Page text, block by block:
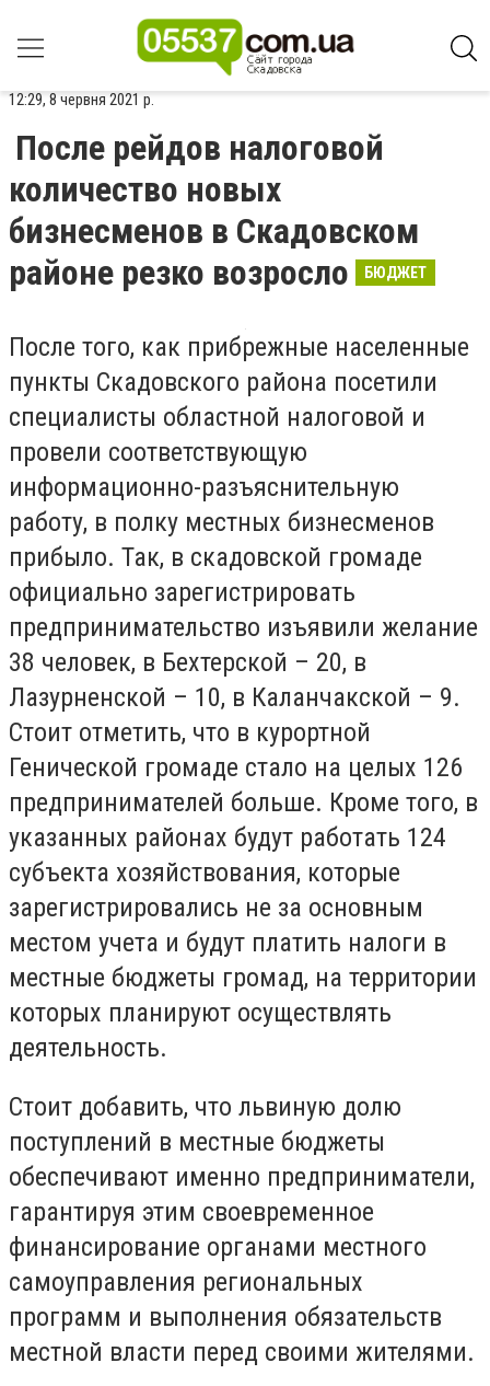
12:29, 8 червня 2021 р.
После рейдов налоговой
количество новых
бизнесменов в Скадовском
районе резко возросло
БЮДЖЕТ
После того, как прибрежные населенные
пункты Скадовского района посетили
специалисты областной налоговой и
провели соответствующую
информационно-разъяснительную
работу, в полку местных бизнесменов
прибыло. Так, в скадовской громаде
официально зарегистрировать
предпринимательство изъявили желание
38 человек, в Бехтерской – 20, в
Лазурненской – 10, в Каланчакской – 9.
Стоит отметить, что в курортной
Генической громаде стало на целых 126
предпринимателей больше. Кроме того, в
указанных районах будут работать 124
субъекта хозяйствования, которые
зарегистрировались не за основным
местом учета и будут платить налоги в
местные бюджеты громад, на территории
которых планируют осуществлять
деятельность.
Стоит добавить, что львиную долю
поступлений в местные бюджеты
обеспечивают именно предприниматели,
гарантируя этим своевременное
финансирование органами местного
самоуправления региональных
программ и выполнения обязательств
местной власти перед своими жителями.